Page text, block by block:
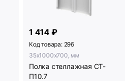
1 414 ₽
Код товара: 296
35x1000x700, мм
Полка стеллажная СТ-
П10.7